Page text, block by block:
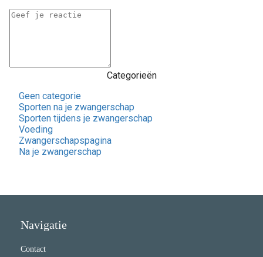
Categorieën
Geen categorie
Sporten na je zwangerschap
Sporten tijdens je zwangerschap
Voeding
Zwangerschapspagina
Na je zwangerschap
Navigatie
Contact